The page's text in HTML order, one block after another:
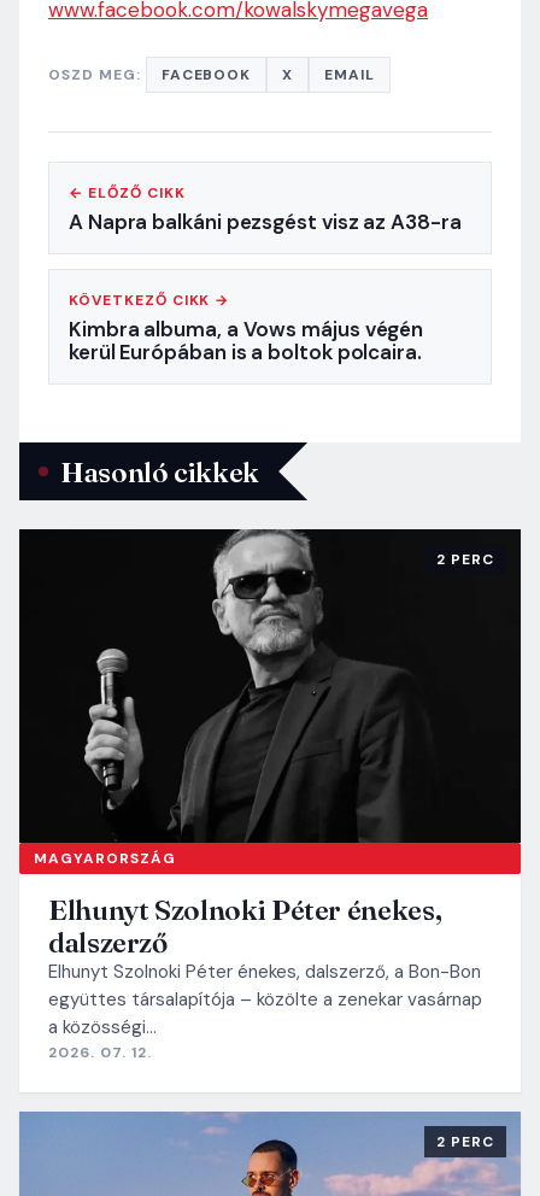
www.facebook.com/kowalskymegavega
OSZD MEG: FACEBOOK X EMAIL
← ELŐZŐ CIKK
A Napra balkáni pezsgést visz az A38-ra
KÖVETKEZŐ CIKK →
Kimbra albuma, a Vows május végén
kerül Európában is a boltok polcaira.
Hasonló cikkek
MAGYARORSZÁG
2 PERC
Elhunyt Szolnoki Péter énekes,
dalszerző
Elhunyt Szolnoki Péter énekes, dalszerző, a Bon-Bon
együttes társalapítója – közölte a zenekar vasárnap
a közösségi…
2026. 07. 12.
2 PERC